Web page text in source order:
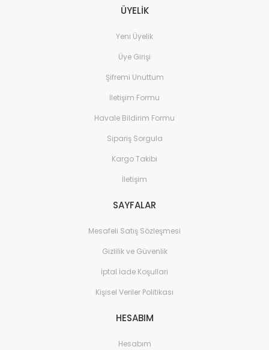
ÜYELİK
Yeni Üyelik
Üye Girişi
Şifremi Unuttum
İletişim Formu
Havale Bildirim Formu
Sipariş Sorgula
Kargo Takibi
İletişim
SAYFALAR
Mesafeli Satış Sözleşmesi
Gizlilik ve Güvenlik
İptal İade Koşullari
Kişisel Veriler Politikası
HESABIM
Hesabım